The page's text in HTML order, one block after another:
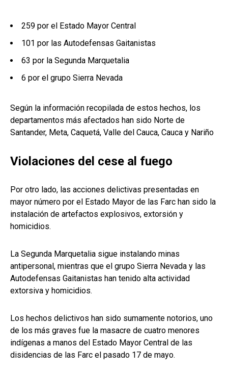
259 por el Estado Mayor Central
101 por las Autodefensas Gaitanistas
63 por la Segunda Marquetalia
6 por el grupo Sierra Nevada
Según la información recopilada de estos hechos, los
departamentos más afectados han sido Norte de
Santander, Meta, Caquetá, Valle del Cauca, Cauca y Nariño
Violaciones del cese al fuego
Por otro lado, las acciones delictivas presentadas en
mayor número por el Estado Mayor de las Farc han sido la
instalación de artefactos explosivos, extorsión y
homicidios.
La Segunda Marquetalia sigue instalando minas
antipersonal, mientras que el grupo Sierra Nevada y las
Autodefensas Gaitanistas han tenido alta actividad
extorsiva y homicidios.
Los hechos delictivos han sido sumamente notorios, uno
de los más graves fue la masacre de cuatro menores
indígenas a manos del Estado Mayor Central de las
disidencias de las Farc el pasado 17 de mayo.